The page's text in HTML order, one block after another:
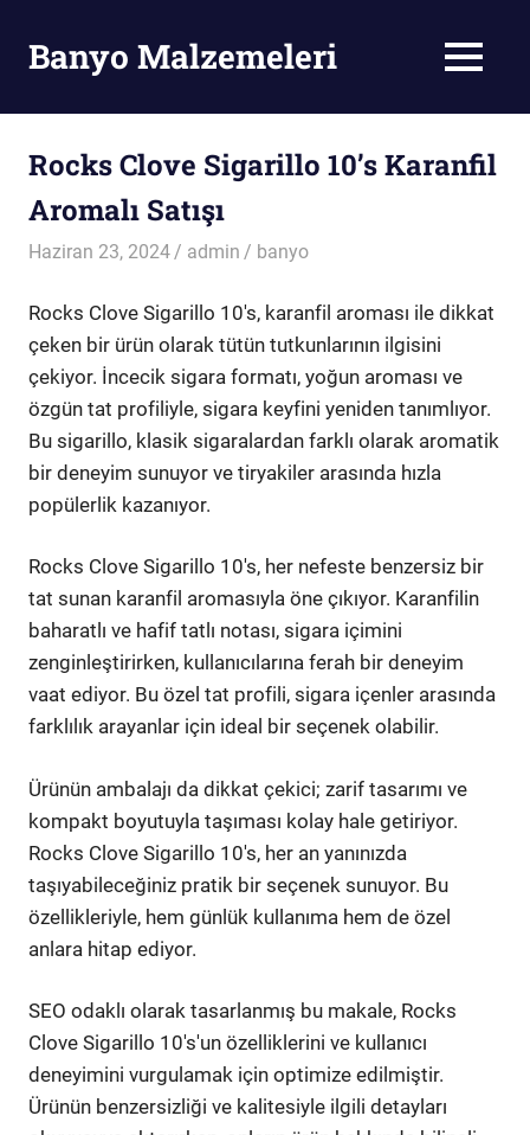
contentBanyo Malzemeleri MENU
Rocks Clove Sigarillo 10’s Karanfil
Aromalı Satışı
Haziran 23, 2024 admin banyo
Rocks Clove Sigarillo 10's, karanfil aroması ile dikkat
çeken bir ürün olarak tütün tutkunlarının ilgisini
çekiyor. İncecik sigara formatı, yoğun aroması ve
özgün tat profiliyle, sigara keyfini yeniden tanımlıyor.
Bu sigarillo, klasik sigaralardan farklı olarak aromatik
bir deneyim sunuyor ve tiryakiler arasında hızla
popülerlik kazanıyor.
Rocks Clove Sigarillo 10's, her nefeste benzersiz bir
tat sunan karanfil aromasıyla öne çıkıyor. Karanfilin
baharatlı ve hafif tatlı notası, sigara içimini
zenginleştirirken, kullanıcılarına ferah bir deneyim
vaat ediyor. Bu özel tat profili, sigara içenler arasında
farklılık arayanlar için ideal bir seçenek olabilir.
Ürünün ambalajı da dikkat çekici; zarif tasarımı ve
kompakt boyutuyla taşıması kolay hale getiriyor.
Rocks Clove Sigarillo 10's, her an yanınızda
taşıyabileceğiniz pratik bir seçenek sunuyor. Bu
özellikleriyle, hem günlük kullanıma hem de özel
anlara hitap ediyor.
SEO odaklı olarak tasarlanmış bu makale, Rocks
Clove Sigarillo 10's'un özelliklerini ve kullanıcı
deneyimini vurgulamak için optimize edilmiştir.
Ürünün benzersizliği ve kalitesiyle ilgili detayları